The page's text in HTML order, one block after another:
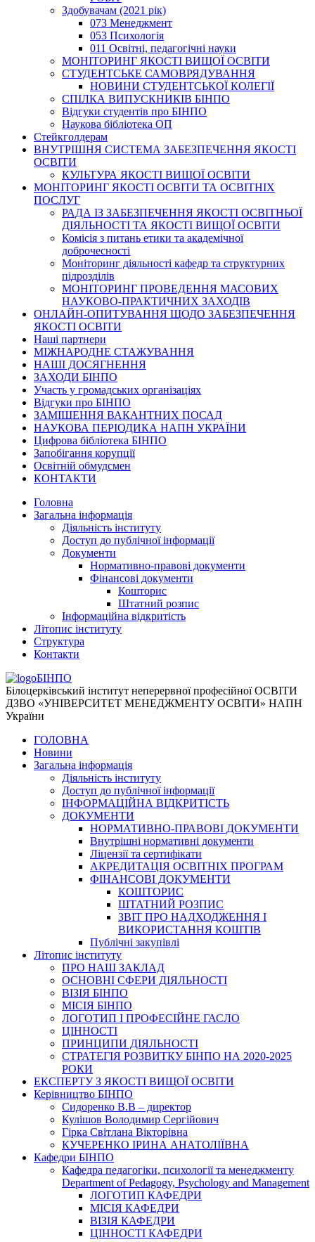
Здобувачам (2021 рік)
073 Менеджмент
053 Психологія
011 Освітні, педагогічні науки
МОНІТОРИНГ ЯКОСТІ ВИЩОЇ ОСВІТИ
СТУДЕНТСЬКЕ САМОВРЯДУВАННЯ
НОВИНИ СТУДЕНТСЬКОЇ КОЛЕГІЇ
СПІЛКА ВИПУСКНИКІВ БІНПО
Відгуки студентів про БІНПО
Наукова бібліотека ОП
Стейкголдерам
ВНУТРІШНЯ СИСТЕМА ЗАБЕЗПЕЧЕННЯ ЯКОСТІ
ОСВІТИ
КУЛЬТУРА ЯКОСТІ ВИЩОЇ ОСВІТИ
МОНІТОРИНГ ЯКОСТІ ОСВІТИ ТА ОСВІТНІХ
ПОСЛУГ
РАДА ІЗ ЗАБЕЗПЕЧЕННЯ ЯКОСТІ ОСВІТНЬОЇ
ДІЯЛЬНОСТІ ТА ЯКОСТІ ВИЩОЇ ОСВІТИ
Комісія з питань етики та академічної
доброчесності
Моніторинг діяльності кафедр та структурних
підрозділів
МОНІТОРИНГ ПРОВЕДЕННЯ МАСОВИХ
НАУКОВО-ПРАКТИЧНИХ ЗАХОДІВ
ОНЛАЙН-ОПИТУВАННЯ ЩОДО ЗАБЕЗПЕЧЕННЯ
ЯКОСТІ ОСВІТИ
Наші партнери
МІЖНАРОДНЕ СТАЖУВАННЯ
НАШІ ДОСЯГНЕННЯ
ЗАХОДИ БІНПО
Участь у громадських організаціях
Відгуки про БІНПО
ЗАМІЩЕННЯ ВАКАНТНИХ ПОСАД
НАУКОВА ПЕРІОДИКА НАПН УКРАЇНИ
Цифрова бібліотека БІНПО
Запобігання корупції
Освітній обмудсмен
КОНТАКТИ
Головна
Загальна інформація
Діяльність інституту
Доступ до публічної інформації
Документи
Нормативно-правові документи
Фінансові документи
Кошторис
Штатний розпис
Інформаційна відкритість
Літопис інституту
Структура
Контакти
БІНПО
Білоцерківський інститут неперервної професійної ОСВІТИ
ДЗВО «УНІВЕРСИТЕТ МЕНЕДЖМЕНТУ ОСВІТИ» НАПН
України
ГОЛОВНА
Новини
Загальна інформація
Діяльність інституту
Доступ до публічної інформації
ІНФОРМАЦІЙНА ВІДКРИТІСТЬ
ДОКУМЕНТИ
НОРМАТИВНО-ПРАВОВІ ДОКУМЕНТИ
Внутрішні нормативні документи
Ліцензії та сертифікати
АКРЕДИТАЦІЯ ОСВІТНІХ ПРОГРАМ
ФІНАНСОВІ ДОКУМЕНТИ
КОШТОРИС
ШТАТНИЙ РОЗПИС
ЗВІТ ПРО НАДХОДЖЕННЯ І
ВИКОРИСТАННЯ КОШТІВ
Публічні закупівлі
Літопис інституту
ПРО НАШ ЗАКЛАД
ОСНОВНІ СФЕРИ ДІЯЛЬНОСТІ
ВІЗІЯ БІНПО
МІСІЯ БІНПО
ЛОГОТИП І ПРОФЕСІЙНЕ ГАСЛО
ЦІННОСТІ
ПРИНЦИПИ ДІЯЛЬНОСТІ
СТРАТЕГІЯ РОЗВИТКУ БІНПО НА 2020-2025
РОКИ
ЕКСПЕРТУ З ЯКОСТІ ВИЩОЇ ОСВІТИ
Керівництво БІНПО
Сидоренко В.В – директор
Кулішов Володимир Сергійович
Гірка Світлана Вікторівна
КУЧЕРЕНКО ІРИНА АНАТОЛІЇВНА
Кафедри БІНПО
Кафедра педагогіки, психології та менеджменту
Department of Pedagogy, Psychology and Management
ЛОГОТИП КАФЕДРИ
МІСІЯ КАФЕДРИ
ВІЗІЯ КАФЕДРИ
ЦІННОСТІ КАФЕДРИ